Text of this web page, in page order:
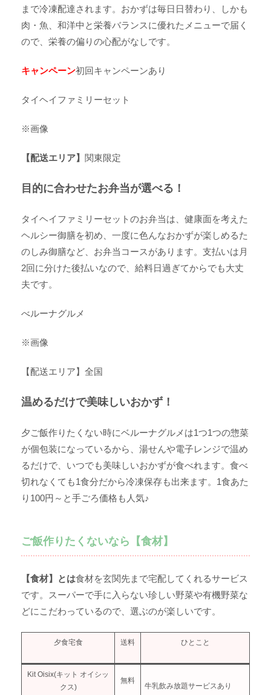
まで冷凍配達されます。おかずは毎日日替わり、しかも
肉・魚、和洋中と栄養バランスに優れたメニューで届く
ので、栄養の偏りの心配がなしです。
キャンペーン初回キャンペーンあり
タイヘイファミリーセット
※画像
【配送エリア】 関東限定
目的に合わせたお弁当が選べる！
タイヘイファミリーセットのお弁当は、健康面を考えた
ヘルシー御膳を初め、一度に色んなおかずが楽しめるた
のしみ御膳など、お弁当コースがあります。支払いは月
2回に分けた後払いなので、給料日過ぎてからでも大丈
夫です。
べルーナグルメ
※画像
【配送エリア】全国
温めるだけで美味しいおかず！
夕ご飯作りたくない時にベルーナグルメは1つ1つの惣菜
が個包装になっているから、湯せんや電子レンジで温め
るだけで、いつでも美味しいおかずが食べれます。食べ
切れなくても1食分だから冷凍保存も出来ます。1食あた
り100円～と手ごろ価格も人気♪
ご飯作りたくないなら【食材】
【食材】とは食材を玄関先まで宅配してくれるサービス
です。スーパーで手に入らない珍しい野菜や有機野菜な
どにこだわっているので、選ぶのが楽しいです。
夕食宅食 送料 ひとこと
Kit Oisix(キット オイシッ
クス)
無料
牛乳飲み放題サービスあり